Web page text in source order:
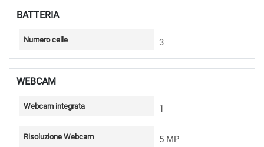
BATTERIA
Numero celle 3
WEBCAM
Webcam integrata 1
Risoluzione Webcam 5 MP